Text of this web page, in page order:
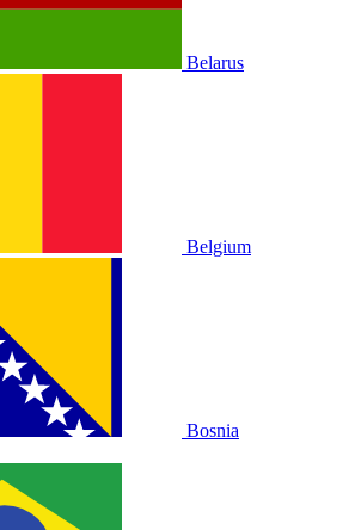
Belarus
Belgium
Bosnia